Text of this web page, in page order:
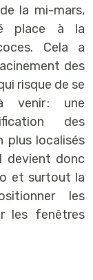
la mi-mars,
place à la
Cela a
des
risque de se
venir : une
des
plus localisés
devient donc
et surtout la
les
les fenêtres